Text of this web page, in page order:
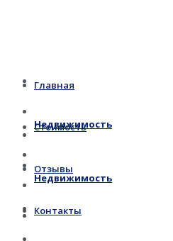
Главная
Стоимость
Отзывы
Контакты
Недвижимость
Недвижимость